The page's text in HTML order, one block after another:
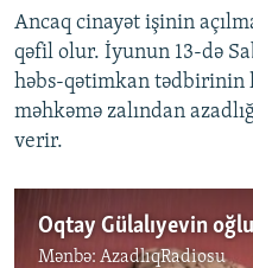
Ancaq cinayət işinin
qəfil olur. İyunun 13-də
həbs-qətimkan tədbirinin
məhkəmə zalından
verir.
Mənbə: AzadlıqRadiosu